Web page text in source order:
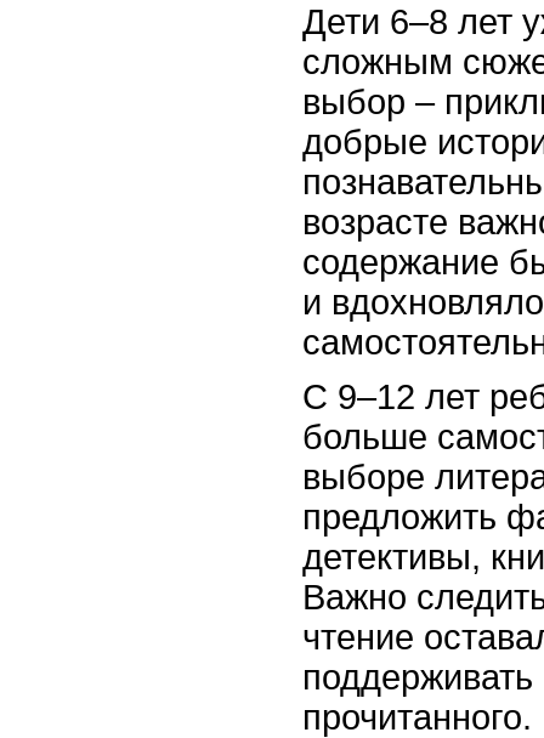
Дети 6–8 лет
сложным
выбор –
добрые
возрасте
содержание
и
С 9–12 лет
больше
выборе
предложить
детективы,
Важно
чтение
прочитанного.